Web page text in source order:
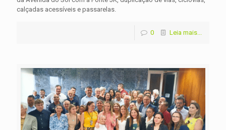
calçadas acessíveis e passarelas.
0 Leia mais...